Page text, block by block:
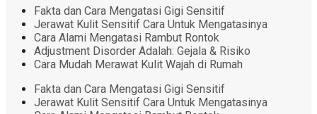
Fakta dan Cara Mengatasi Gigi Sensitif
Jerawat Kulit Sensitif Cara Untuk Mengatasinya
Cara Alami Mengatasi Rambut Rontok
Adjustment Disorder Adalah: Gejala & Risiko
Cara Mudah Merawat Kulit Wajah di Rumah
Fakta dan Cara Mengatasi Gigi Sensitif
Jerawat Kulit Sensitif Cara Untuk Mengatasinya